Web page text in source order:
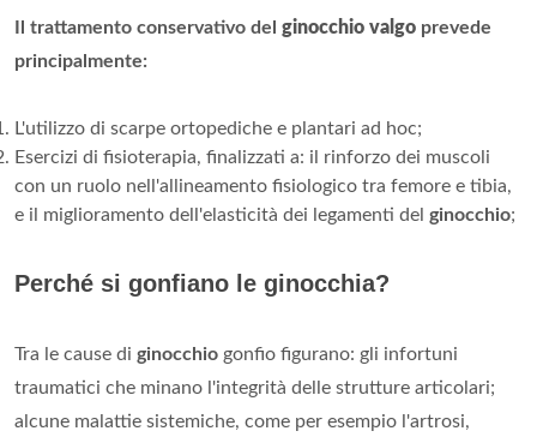
Il trattamento conservativo del ginocchio valgo prevede
principalmente:
L'utilizzo di scarpe ortopediche e plantari ad hoc;
Esercizi di fisioterapia, finalizzati a: il rinforzo dei muscoli
con un ruolo nell'allineamento fisiologico tra femore e tibia,
e il miglioramento dell'elasticità dei legamenti del ginocchio;
Perché si gonfiano le ginocchia?
Tra le cause di ginocchio gonfio figurano: gli infortuni
traumatici che minano l'integrità delle strutture articolari;
alcune malattie sistemiche, come per esempio l'artrosi,